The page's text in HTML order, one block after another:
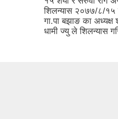
शिलन्यास २०७७/८/१५
गा.पा बझाङ का
धामी ज्यु ले शिलन्यास